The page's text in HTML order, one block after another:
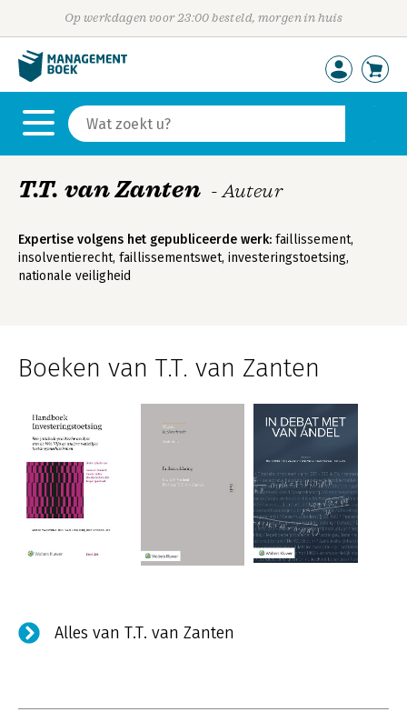
Op werkdagen voor 23:00 besteld, morgen in huis
T.T. van Zanten - Auteur
Expertise volgens het gepubliceerde werk: faillissement,
insolventierecht, faillissementswet, investeringstoetsing,
nationale veiligheid
Boeken van T.T. van Zanten
Alles van T.T. van Zanten